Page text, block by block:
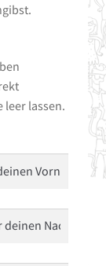
leer lassen.